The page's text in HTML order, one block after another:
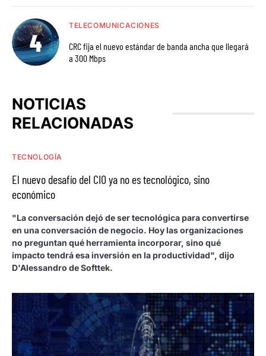
TELECOMUNICACIONES
CRC fija el nuevo estándar de banda ancha que llegará
a 300 Mbps
NOTICIAS
RELACIONADAS
TECNOLOGÍA
El nuevo desafío del CIO ya no es tecnológico, sino
económico
"La conversación dejó de ser tecnológica para convertirse
en una conversación de negocio. Hoy las organizaciones
no preguntan qué herramienta incorporar, sino qué
impacto tendrá esa inversión en la productividad", dijo
D'Alessandro de Softtek.